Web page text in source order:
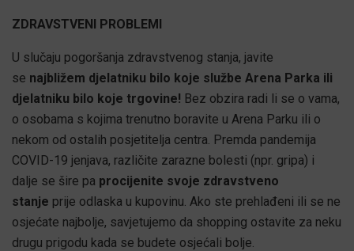
ZDRAVSTVENI PROBLEMI
U slučaju pogoršanja zdravstvenog stanja, javite
se najbližem djelatniku bilo koje službe Arena Parka ili
djelatniku bilo koje trgovine! Bez obzira radi li se o vama,
o osobama s kojima trenutno boravite u Arena Parku ili o
nekom od ostalih posjetitelja centra. Premda pandemija
COVID-19 jenjava, različite zarazne bolesti (npr. gripa) i
dalje se šire pa procijenite svoje zdravstveno
stanje prije odlaska u kupovinu. Ako ste prehlađeni ili se ne
osjećate najbolje, savjetujemo da shopping ostavite za neku
drugu prigodu kada se budete osjećali bolje.